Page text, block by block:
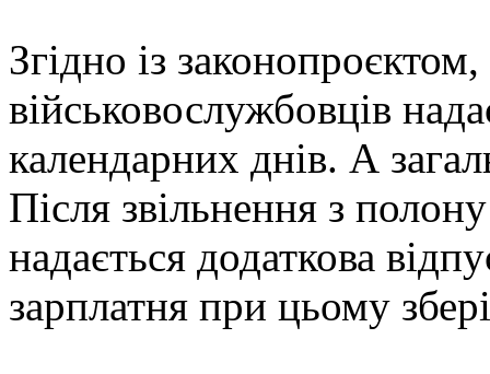
Згідно із
військовослужбовців
календарних днів. А
Після звільнення з
надається додаткова
зарплатня при цьому